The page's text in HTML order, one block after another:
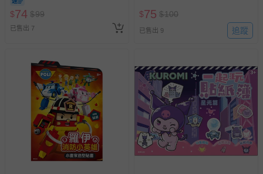
$74 $99
已售出 7
$75 $100
已售出 9 追蹤